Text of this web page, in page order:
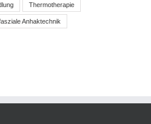
Thermotherapie
Anhaktechnik